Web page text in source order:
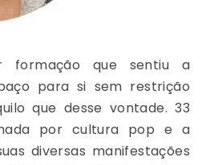
formação que sentiu a
para si sem restrição
que desse vontade. 33
por cultura pop e a
diversas manifestações